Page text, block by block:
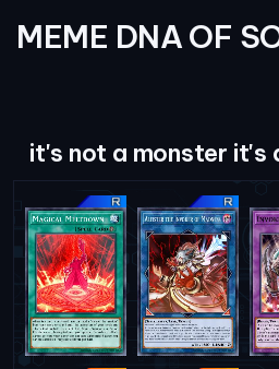
MEME DNA OF
it's not a monster it's